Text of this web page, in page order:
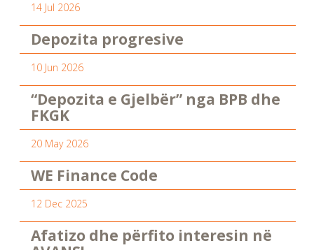
14 Jul 2026
Depozita progresive
10 Jun 2026
“Depozita e Gjelbër” nga BPB dhe
FKGK
20 May 2026
WE Finance Code
12 Dec 2025
Afatizo dhe përfito interesin në